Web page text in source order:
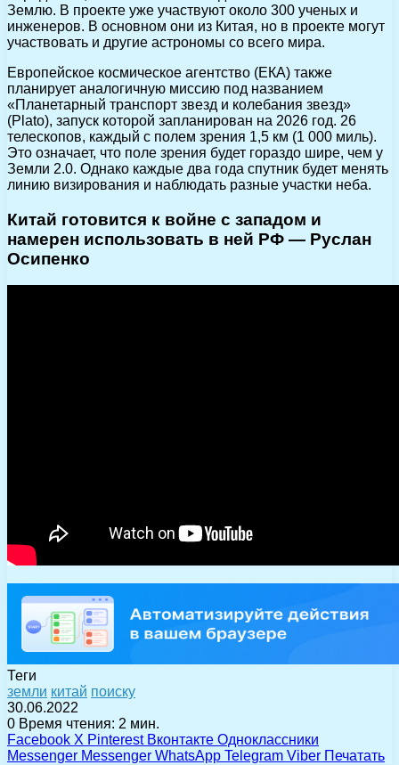
Землю. В проекте уже участвуют около 300 ученых и
инженеров. В основном они из Китая, но в проекте могут
участвовать и другие астрономы со всего мира.
Европейское космическое агентство (ЕКА) также
планирует аналогичную миссию под названием
«Планетарный транспорт звезд и колебания звезд»
(Plato), запуск которой запланирован на 2026 год. 26
телескопов, каждый с полем зрения 1,5 км (1 000 миль).
Это означает, что поле зрения будет гораздо шире, чем у
Земли 2.0. Однако каждые два года спутник будет менять
линию визирования и наблюдать разные участки неба.
Китай готовится к войне с западом и
намерен использовать в ней РФ — Руслан
Осипенко
Теги
земли китай поиску
30.06.2022
0 Время чтения: 2 мин.
Facebook X Pinterest Вконтакте Одноклассники
Messenger Messenger WhatsApp Telegram Viber Печатать